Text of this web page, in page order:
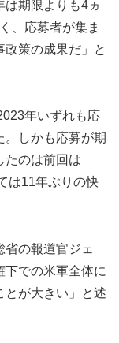
は期限よりも4ヵ
、応募者が集ま
策の成果だ」と
年いずれも応
。しかも応募が期
たのは前回は
は11年ぶりの快
の報道官ジェ
下での米軍全体に
とが大きい」と述